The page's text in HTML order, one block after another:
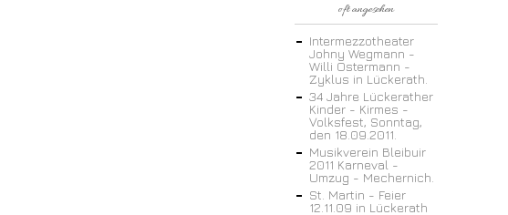
oft angesehen
Intermezzotheater
Johny Wegmann -
Willi Ostermann -
Zyklus in Lückerath.
34 Jahre Lückerather
Kinder - Kirmes -
Volksfest, Sonntag,
den 18.09.2011.
Musikverein Bleibuir
2011 Karneval -
Umzug - Mechernich.
St. Martin - Feier
12.11.09 in Lückerath